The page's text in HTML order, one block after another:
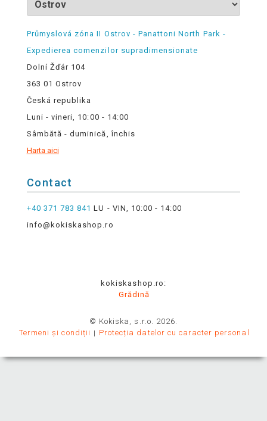
Průmyslová zóna II Ostrov - Panattoni North Park -
Expedierea comenzilor supradimensionate
Dolní Žďár 104
363 01 Ostrov
Česká republika
Luni - vineri, 10:00 - 14:00
Sâmbătă - duminică, închis
Harta aici
Contact
+40 371 783 841 LU - VIN, 10:00 - 14:00
info@kokiskashop.ro
kokiskashop.ro:
Grădină
© Kokiska, s.r.o. 2026.
Termeni și condiții
Protecția datelor cu caracter personal